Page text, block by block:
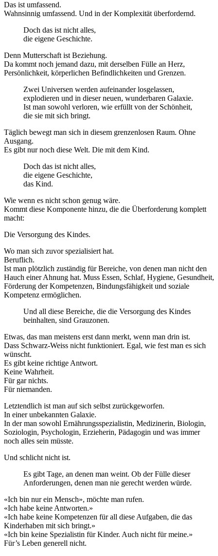
Das ist umfassend.
Wahnsinnig umfassend. Und in der Komplexität überfordernd.
Doch das ist nicht alles,
die eigene Geschichte.
Denn Mutterschaft ist Beziehung.
Da kommt noch jemand dazu, mit derselben Fülle an Herz,
Persönlichkeit, körperlichen Befindlichkeiten und Grenzen.
Zwei Universen werden aufeinander losgelassen,
explodieren und in dieser neuen, wunderbaren Galaxie.
Ist man sowohl verloren, wie erfüllt von der Schönheit,
die sie mit sich bringt.
Täglich bewegt man sich in diesem grenzenlosen Raum. Ohne
Ausgang.
Es gibt nur noch diese Welt. Die mit dem Kind.
Doch das ist nicht alles,
die eigene Geschichte,
das Kind.
Wie wenn es nicht schon genug wäre.
Kommt diese Komponente hinzu, die die Überforderung komplett
macht:
Die Versorgung des Kindes.
Wo man sich zuvor spezialisiert hat.
Beruflich.
Ist man plötzlich zuständig für Bereiche, von denen man nicht den
Hauch einer Ahnung hat. Muss Essen, Schlaf, Hygiene, Gesundheit,
Förderung der Kompetenzen, Bindungsfähigkeit und soziale
Kompetenz ermöglichen.
Und all diese Bereiche, die die Versorgung des Kindes
beinhalten, sind Grauzonen.
Etwas, das man meistens erst dann merkt, wenn man drin ist.
Dass Schwarz-Weiss nicht funktioniert. Egal, wie fest man es sich
wünscht.
Es gibt keine richtige Antwort.
Keine Wahrheit.
Für gar nichts.
Für niemanden.
Letztendlich ist man auf sich selbst zurückgeworfen.
In einer unbekannten Galaxie.
In der man sowohl Ernährungsspezialistin, Medizinerin, Biologin,
Soziologin, Psychologin, Erzieherin, Pädagogin und was immer
noch alles sein müsste.
Und schlicht nicht ist.
Es gibt Tage, an denen man weint. Ob der Fülle dieser
Anforderungen, denen man nie gerecht werden würde.
«Ich bin nur ein Mensch», möchte man rufen.
«Ich habe keine Antworten.»
«Ich habe keine Kompetenzen für all diese Aufgaben, die das
Kinderhaben mit sich bringt.»
«Ich bin keine Spezialistin für Kinder. Auch nicht für meine.»
Für’s Leben generell nicht.